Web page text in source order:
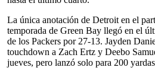
La única anotación de Detroit en el
temporada de Green Bay llegó en el
de los Packers por 27-13. Jayden
touchdown a Zach Ertz y Deebo
jueves, pero lanzó solo para 200